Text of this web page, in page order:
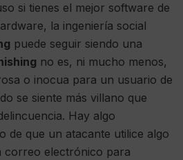
si tienes el mejor software de
la ingeniería social
puede seguir siendo una
no es, ni mucho menos,
o inocua para un usuario de
se siente más villano que
Hay algo
de que un atacante utilice algo
correo electrónico para